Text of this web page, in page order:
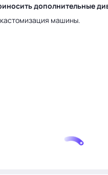
дополнительные
машины.